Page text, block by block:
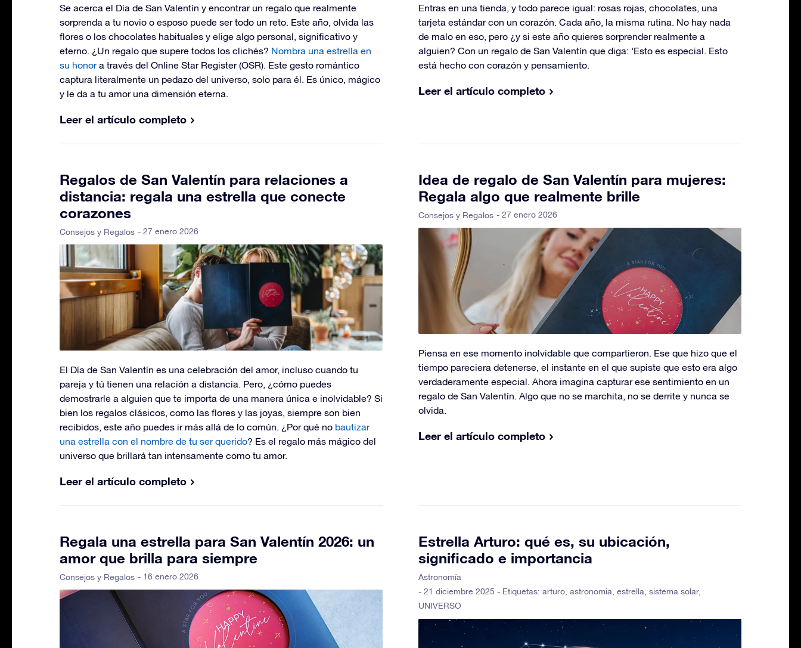
Se acerca el Día de San Valentín y encontrar un regalo que realmente
sorprenda a tu novio o esposo puede ser todo un reto. Este año, olvida las
flores o los chocolates habituales y elige algo personal, significativo y
eterno. ¿Un regalo que supere todos los clichés? Nombra una estrella en
su honor a través del Online Star Register (OSR). Este gesto romántico
captura literalmente un pedazo del universo, solo para él. Es único, mágico
y le da a tu amor una dimensión eterna.
Leer el artículo completo
Entras en una tienda, y todo parece igual: rosas rojas, chocolates, una
tarjeta estándar con un corazón. Cada año, la misma rutina. No hay nada
de malo en eso, pero ¿y si este año quieres sorprender realmente a
alguien? Con un regalo de San Valentín que diga: 'Esto es especial. Esto
está hecho con corazón y pensamiento.
Leer el artículo completo
Regalos de San Valentín para relaciones a
distancia: regala una estrella que conecte
corazones
Consejos y Regalos - 27 enero 2026
El Día de San Valentín es una celebración del amor, incluso cuando tu
pareja y tú tienen una relación a distancia. Pero, ¿cómo puedes
demostrarle a alguien que te importa de una manera única e inolvidable? Si
bien los regalos clásicos, como las flores y las joyas, siempre son bien
recibidos, este año puedes ir más allá de lo común. ¿Por qué no bautizar
una estrella con el nombre de tu ser querido? Es el regalo más mágico del
universo que brillará tan intensamente como tu amor.
Leer el artículo completo
Idea de regalo de San Valentín para mujeres:
Regala algo que realmente brille
Consejos y Regalos - 27 enero 2026
Piensa en ese momento inolvidable que compartieron. Ese que hizo que el
tiempo pareciera detenerse, el instante en el que supiste que esto era algo
verdaderamente especial. Ahora imagina capturar ese sentimiento en un
regalo de San Valentín. Algo que no se marchita, no se derrite y nunca se
olvida.
Leer el artículo completo
Regala una estrella para San Valentín 2026: un
amor que brilla para siempre
Consejos y Regalos - 16 enero 2026
Estrella Arturo: qué es, su ubicación,
significado e importancia
Astronomía
- 21 diciembre 2025 - Etiquetas: arturo, astronomia, estrella, sistema solar,
UNIVERSO